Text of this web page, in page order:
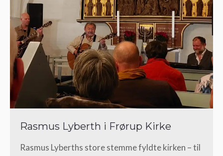
Rasmus Lyberth i Frørup Kirke
Rasmus Lyberths store stemme fyldte kirken – til